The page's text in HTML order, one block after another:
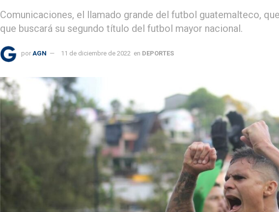
Comunicaciones, el llamado grande del futbol guatemalteco,
que buscará su segundo título del futbol mayor nacional.
por AGN 11 de diciembre de 2022 en DEPORTES